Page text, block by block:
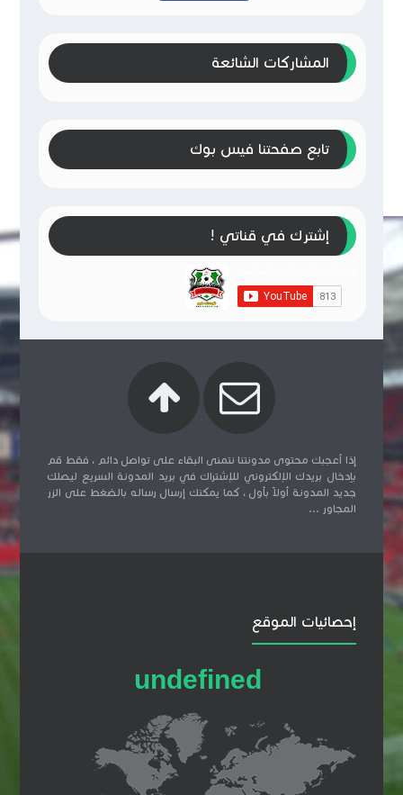
المشاركات الشائعة
تابع صفحتنا فيس بوك
إشترك في قناتي !
إذا أعجبك محتوى مدونتنا نتمنى البقاء على تواصل دائم ، فقط قم
بإدخال بريدك الإلكتروني للإشتراك في بريد المدونة السريع ليصلك
جديد المدونة أولاً بأول ، كما يمكنك إرسال رساله بالضغط على الزر
المجاور ...
إحصائيات الموقع
undefined